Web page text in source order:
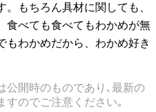
もちろん具材に関しても、
食べても食べてもわかめが無
もわかめだから、わかめ好き
開時のものであり､最新の
すのでご注意ください｡